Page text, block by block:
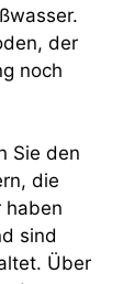
der
noch
Sie den
die
haben
sind
Über